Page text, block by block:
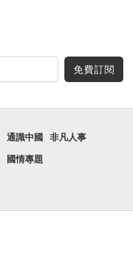
免費訂閱
通識中國 非凡人事
國情專題